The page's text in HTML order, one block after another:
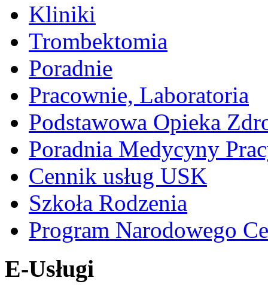
Kliniki
Trombektomia
Poradnie
Pracownie, Laboratoria
Podstawowa Opieka
Poradnia Medycyny
Cennik usług USK
Szkoła Rodzenia
Program Narodowego
E-Usługi